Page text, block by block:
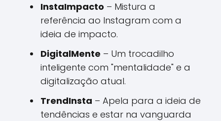
InstaImpacto – Mistura a
referência ao Instagram com a
ideia de impacto.
DigitalMente – Um trocadilho
inteligente com "mentalidade" e a
digitalização atual.
TrendInsta – Apela para a ideia de
tendências e estar na vanguarda